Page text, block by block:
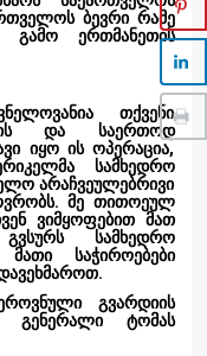
ბევრი რამე
გამო ერთმანეთის
თქვენი
და საერთოდ
იყო ის ოპერაცია,
სამხედრო
არაჩვეულებრივი
მე თითოეულ
ვიმყოფებით მათ
გვსურს სამხედრო
საჭიროებები
გვარდიის
გენერალი ტომას